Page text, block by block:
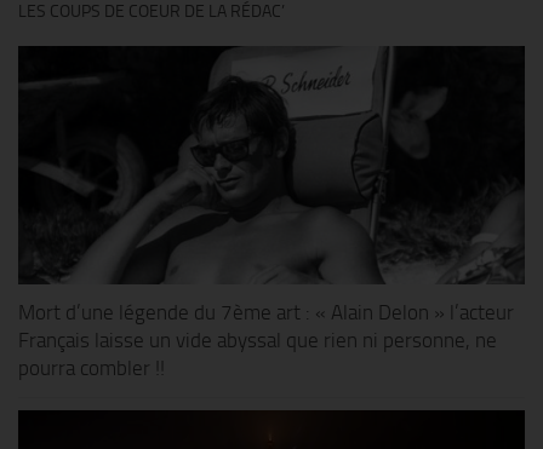
LES COUPS DE COEUR DE LA RÉDAC’
Mort d’une légende du 7ème art : « Alain Delon » l’acteur
Français laisse un vide abyssal que rien ni personne, ne
pourra combler !!